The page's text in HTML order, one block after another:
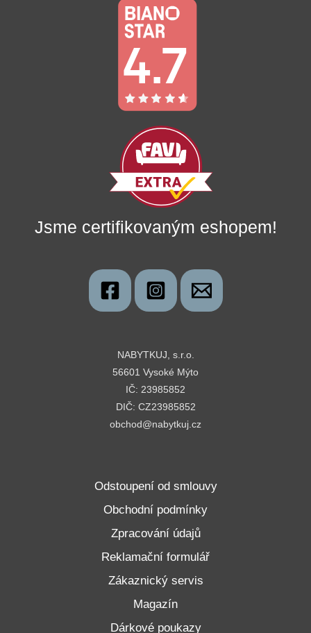
Jsme certifikovaným eshopem!
NABYTKUJ, s.r.o.
56601 Vysoké Mýto
IČ: 23985852
DIČ: CZ23985852
obchod@nabytkuj.cz
Odstoupení od smlouvy
Obchodní podmínky
Zpracování údajů
Reklamační formulář
Zákaznický servis
Magazín
Dárkové poukazy